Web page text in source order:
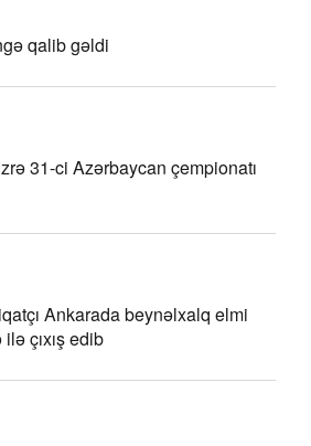
qalib gəldi
31-ci Azərbaycan çempionatı
Ankarada beynəlxalq elmi
çıxış edib